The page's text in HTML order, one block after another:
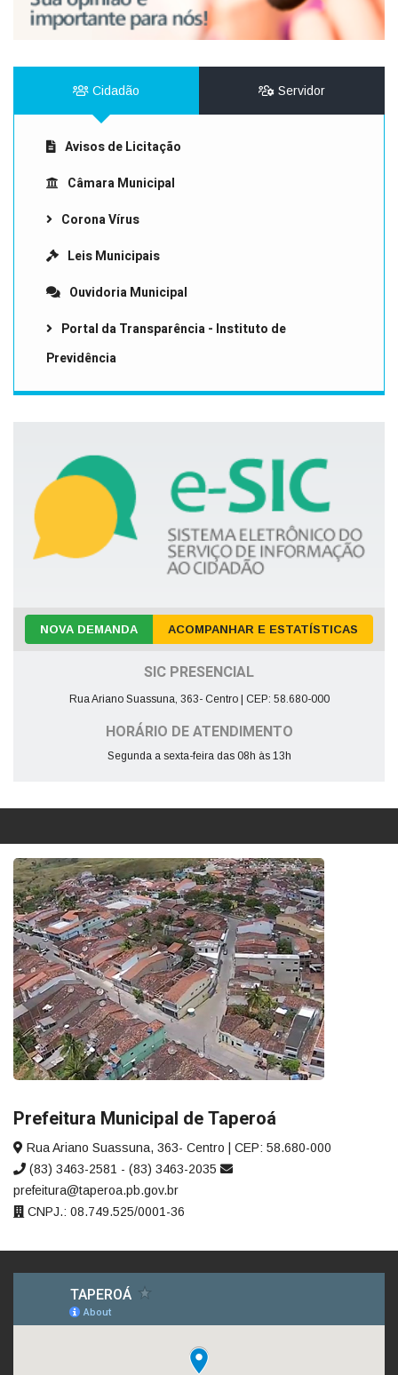
Cidadão Servidor
Avisos de Licitação
Câmara Municipal
Corona Vírus
Leis Municipais
Ouvidoria Municipal
Portal da Transparência - Instituto de
Previdência
NOVA DEMANDA ACOMPANHAR E ESTATÍSTICAS
SIC PRESENCIAL
Rua Ariano Suassuna, 363- Centro | CEP: 58.680-000
HORÁRIO DE ATENDIMENTO
Segunda a sexta-feira das 08h às 13h
Prefeitura Municipal de Taperoá
Rua Ariano Suassuna, 363- Centro | CEP: 58.680-000
(83) 3463-2581 - (83) 3463-2035
prefeitura@taperoa.pb.gov.br
CNPJ.: 08.749.525/0001-36